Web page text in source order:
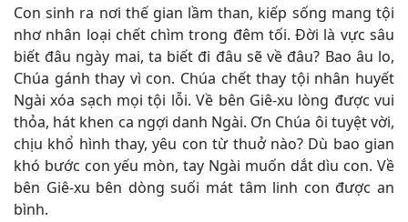
Con sinh ra nơi thế gian lầm than, kiếp sống mang tội
nhơ nhân loại chết chìm trong đêm tối. Đời là vực sâu
biết đâu ngày mai, ta biết đi đâu sẽ về đâu? Bao âu lo,
Chúa gánh thay vì con. Chúa chết thay tội nhân huyết
Ngài xóa sạch mọi tội lỗi. Về bên Giê-xu lòng được vui
thỏa, hát khen ca ngợi danh Ngài. Ơn Chúa ôi tuyệt vời,
chịu khổ hình thay, yêu con từ thuở nào? Dù bao gian
khó bước con yếu mòn, tay Ngài muốn dắt dìu con. Về
bên Giê-xu bên dòng suối mát tâm linh con được an
bình.